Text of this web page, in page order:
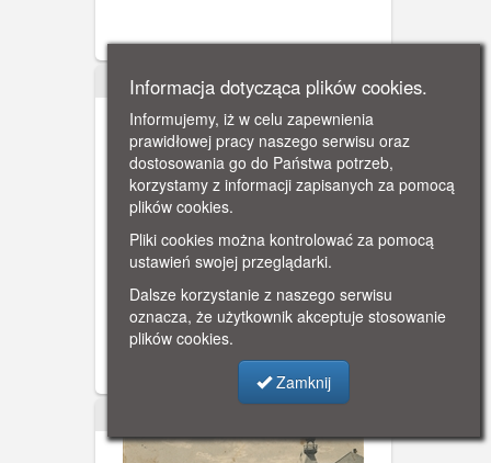
ok. 1910
Sobieszewo, Dom Zdrojowy
(Kurhaus) H. Kosin
Nieistniejący Dom Zdrojowy (Kurhaus)
nad Wisłą w Sobieszewie (Bohnsack)
na początku XX w. Budynek stał w
okolicy ulicy Wodnej 2. Na brzegu Wisły
znajdowała się przystań do której
przybijały stateczki wycieczkowe.
Informacja dotycząca plików cookies.
Informujemy, iż w celu zapewnienia
prawidłowej pracy naszego serwisu oraz
dostosowania go do Państwa potrzeb,
korzystamy z informacji zapisanych za pomocą
plików cookies.
Pliki cookies można kontrolować za pomocą
ustawień swojej przeglądarki.
Dalsze korzystanie z naszego serwisu
oznacza, że użytkownik akceptuje stosowanie
plików cookies.
Zamknij